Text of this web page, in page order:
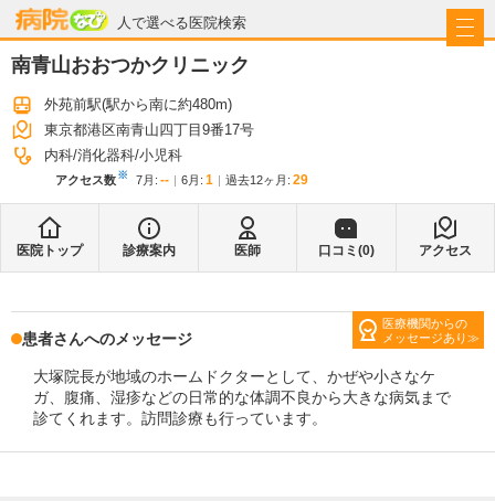
人で選べる医院検索
病院なび
南青山おおつかクリニック
外苑前駅(駅から南に約480m)
東京都港区南青山四丁目9番17号
内科 消化器科 小児科
アクセス数※ 7月 : -- 6月 : 1 過去12ヶ月: 29
医院トップ 診療案内 医師 口コミ(0) アクセス
医療機関からの
メッセージあり
患者さんへのメッセージ
大塚院長が地域のホームドクターとして、かぜや小さなケ
ガ、腹痛、湿疹などの日常的な体調不良から大きな病気まで
診てくれます。訪問診療も行っています。